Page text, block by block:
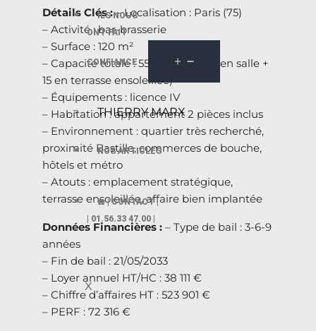
ILS NOUS
ONT FAIT
CONFIANCE
THIERRY MARX
NOS ARTICLES
☎️ | CONTACT |
| 01.56.33 47.00 |
X
Détails Clés :– Localisation : Paris (75)
– Activité : bar-brasserie
– Surface : 120 m²
– Capacité totale : 55 couverts (40 en salle +
15 en terrasse ensoleillée)
– Équipements : licence IV
– Habitation : appartement 2 pièces inclus
– Environnement : quartier très recherché,
proximité Bastille, commerces de bouche,
hôtels et métro
– Atouts : emplacement stratégique,
terrasse ensoleillée, affaire bien implantée
Données Financières : – Type de bail : 3-6-9
années
– Fin de bail : 21/05/2033
– Loyer annuel HT/HC : 38 111 €
– Chiffre d’affaires HT : 523 901 €
– PERF : 72 316 €